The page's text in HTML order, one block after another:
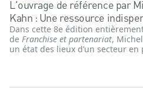
L'ouvrage de référence par
Kahn : Une ressource
Dans cette 8e édition
de Franchise et partenariat,
un état des lieux d’un secteur en
le développement d'un réseau,